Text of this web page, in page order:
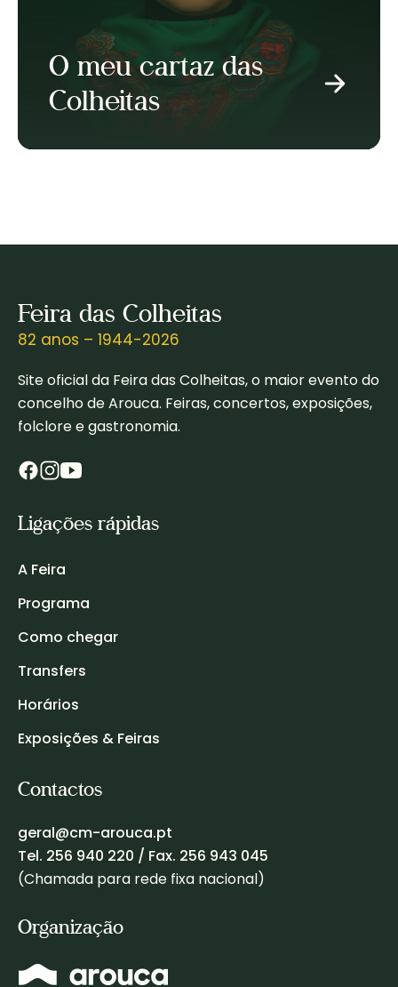
O meu cartaz das
Colheitas
Feira das Colheitas
82 anos – 1944-2026
Site oficial da Feira das Colheitas, o maior evento do
concelho de Arouca. Feiras, concertos, exposições,
folclore e gastronomia.
Ligações rápidas
A Feira
Programa
Como chegar
Transfers
Horários
Exposições & Feiras
Contactos
geral@cm-arouca.pt
Tel. 256 940 220 / Fax. 256 943 045
(Chamada para rede fixa nacional)
Organização